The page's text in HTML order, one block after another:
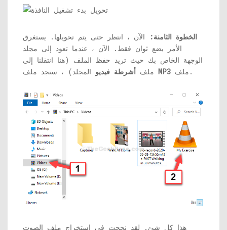
الخطوة الثامنة:
الآن ، انتظر حتى يتم تحويلها. يستغرق
الأمر بضع ثوان فقط. الآن ، عندما تعود إلى مجلد
الوجهة الخاص بك حيث تريد حفظ الملف (هنا انتقلنا إلى
ملف أشرطة فيديو MP3 ملف.
هذا كل شئ. لقد نجحت في استخراج ملف الصوت